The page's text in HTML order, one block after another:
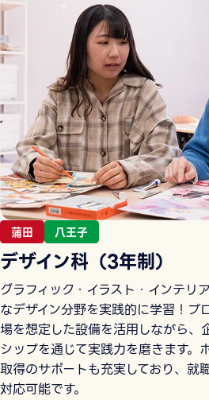
蒲田 八王子
デザイン科（3年制）
グラフィック・イラスト・インテリ
なデザイン分野を実践的に学習！プ
場を想定した設備を活用しながら、
シップを通じて実践力を磨きます。
取得のサポートも充実しており、就
対応可能です。